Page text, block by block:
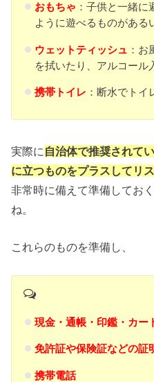
おもちゃ ：子供と一緒
ように遊べるものがある
ウェットティッシュ ：
を拭いたり、アルコール
携帯トイレ ：断水でトイ
実際に 自治体で推奨されて
に立つものをプラスしてリ
非常時に備えて準備してお
ね。
これらのものを準備し、
現金・通帳・印鑑・カー
免許証や保険証などの証
携帯電話